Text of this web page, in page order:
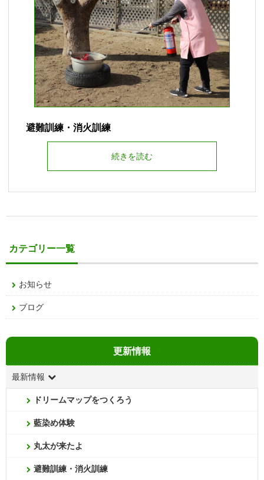
避難訓練・消火訓練
続きを読む
カテゴリー一覧
お知らせ
ブログ
更新情報
最新情報
ドリームマップをつくろう
藍染め体験
丸太が来たよ
避難訓練・消火訓練